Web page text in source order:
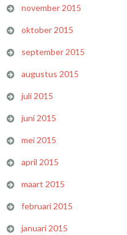
november 2015
oktober 2015
september 2015
augustus 2015
juli 2015
juni 2015
mei 2015
april 2015
maart 2015
februari 2015
januari 2015